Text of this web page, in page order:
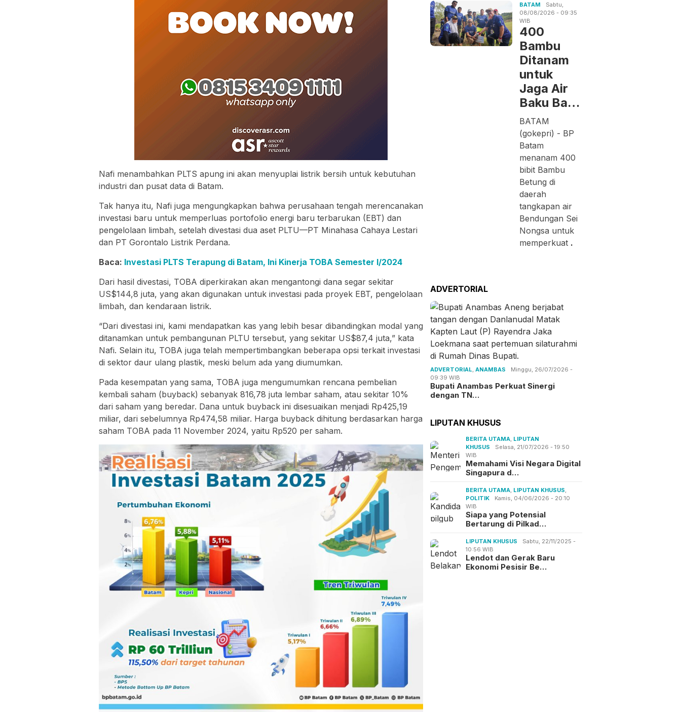
Nafi menambahkan PLTS apung ini akan menyuplai listrik bersih untuk kebutuhan
industri dan pusat data di Batam.
Tak hanya itu, Nafi juga mengungkapkan bahwa perusahaan tengah merencanakan
investasi baru untuk memperluas portofolio energi baru terbarukan (EBT) dan
pengelolaan limbah, setelah divestasi dua aset PLTU—PT Minahasa Cahaya Lestari
dan PT Gorontalo Listrik Perdana.
Baca: Investasi PLTS Terapung di Batam, Ini Kinerja TOBA Semester I/2024
Dari hasil divestasi, TOBA diperkirakan akan mengantongi dana segar sekitar
US$144,8 juta, yang akan digunakan untuk investasi pada proyek EBT, pengelolaan
limbah, dan kendaraan listrik.
“Dari divestasi ini, kami mendapatkan kas yang lebih besar dibandingkan modal yang
ditanamkan untuk pembangunan PLTU tersebut, yang sekitar US$87,4 juta,” kata
Nafi. Selain itu, TOBA juga telah mempertimbangkan beberapa opsi terkait investasi
di sektor daur ulang plastik, meski belum ada yang diumumkan.
Pada kesempatan yang sama, TOBA juga mengumumkan rencana pembelian
kembali saham (buyback) sebanyak 816,78 juta lembar saham, atau sekitar 10%
dari saham yang beredar. Dana untuk buyback ini disesuaikan menjadi Rp425,19
miliar, dari sebelumnya Rp474,58 miliar. Harga buyback dihitung berdasarkan harga
saham TOBA pada 11 November 2024, yaitu Rp520 per saham.
BATAM
Sabtu,
08/08/2026 - 09:35
WIB
400
Bambu
Ditanam
untuk
Jaga Air
Baku Ba…
BATAM
(gokepri) - BP
Batam
menanam 400
bibit Bambu
Betung di
daerah
tangkapan air
Bendungan Sei
Nongsa untuk
memperkuat .
ADVERTORIAL
ADVERTORIAL ,ANAMBAS
Minggu, 26/07/2026 -
09:39 WIB
Bupati Anambas Perkuat Sinergi
dengan TN…
LIPUTAN KHUSUS
BERITA UTAMA LIPUTAN
KHUSUS
Selasa, 21/07/2026 - 19:50
WIB
Memahami Visi Negara Digital
Singapura d…
BERITA UTAMA LIPUTAN KHUSUS
POLITIK
Kamis, 04/06/2026 - 20:10
WIB
Siapa yang Potensial
Bertarung di Pilkad…
LIPUTAN KHUSUS
Sabtu, 22/11/2025 -
10:56 WIB
Lendot dan Gerak Baru
Ekonomi Pesisir Be…